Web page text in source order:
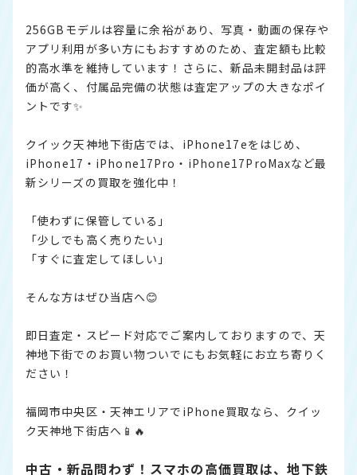
256GBモデルは容量に余裕があり、写真・動画の保存や
アプリ利用が多い方にもおすすめのため、査定額も比較
的高水準を維持しています！さらに、新品未開封品は評
価が高く、付属品完備の状態は査定アップの大きなポイ
ントです✨
クイック天神地下街店では、iPhone17eをはじめ、
iPhone17・iPhone17Pro・iPhone17ProMaxなど最
新シリーズの買取を強化中！
「使わずに保管している」
「少しでも高く売りたい」
「すぐに査定してほしい」
そんな方はぜひ当店へ😊
即日査定・スピード対応でご案内しておりますので、天
神地下街でのお買い物ついでにもお気軽にお立ち寄りく
ださい！
福岡市中央区・天神エリアでiPhone買取なら、クイッ
ク天神地下街店へ📱🔥
中古・新品問わず！スマホの高価買取は、地下鉄